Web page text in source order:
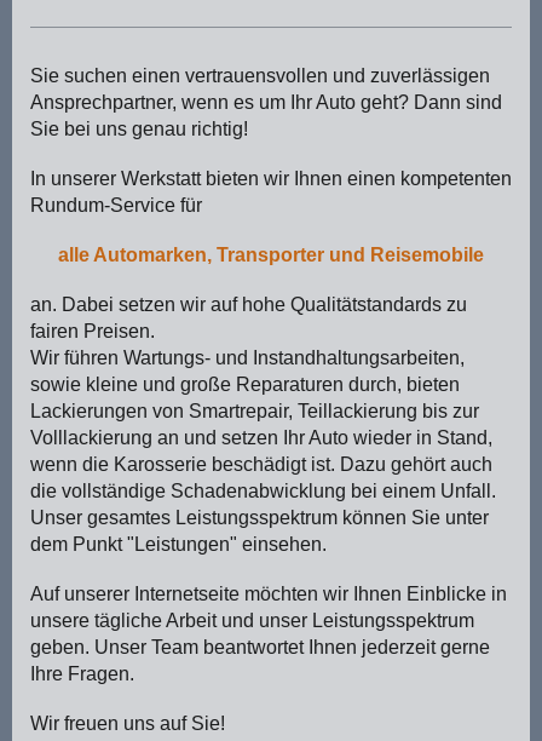
Sie suchen einen vertrauensvollen und zuverlässigen
Ansprechpartner, wenn es um Ihr Auto geht? Dann sind
Sie bei uns genau richtig!
In unserer Werkstatt bieten wir Ihnen einen kompetenten
Rundum-Service für
alle Automarken, Transporter und Reisemobile
an. Dabei setzen wir auf hohe Qualitätstandards zu
fairen Preisen.
Wir führen Wartungs- und Instandhaltungsarbeiten,
sowie kleine und große Reparaturen durch, bieten
Lackierungen von Smartrepair, Teillackierung bis zur
Volllackierung an und setzen Ihr Auto wieder in Stand,
wenn die Karosserie beschädigt ist. Dazu gehört auch
die vollständige Schadenabwicklung bei einem Unfall.
Unser gesamtes Leistungsspektrum können Sie unter
dem Punkt "Leistungen" einsehen.
Auf unserer Internetseite möchten wir Ihnen Einblicke in
unsere tägliche Arbeit und unser Leistungsspektrum
geben. Unser Team beantwortet Ihnen jederzeit gerne
Ihre Fragen.
Wir freuen uns auf Sie!